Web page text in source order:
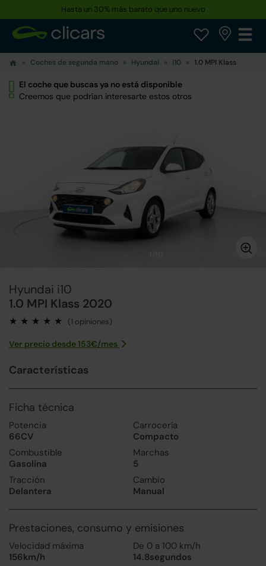
Hasta un 30% más barato que uno nuevo
Coches de segunda mano Hyundai i10 1.0 MPI Klass
El coche que buscas ya no está disponible
Creemos que podrían interesarte estos otros
Hyundai i10
1.0 MPI Klass 2020
(1 opiniones)
Ver precio desde153€/mes
Características
Ficha técnica
Potencia
66CV
Carrocería
Compacto
Combustible
Gasolina
Marchas
5
Tracción
Delantera
Cambio
Manual
Prestaciones, consumo y emisiones
Velocidad máxima
156km/h
De 0 a 100 km/h
14.8segundos